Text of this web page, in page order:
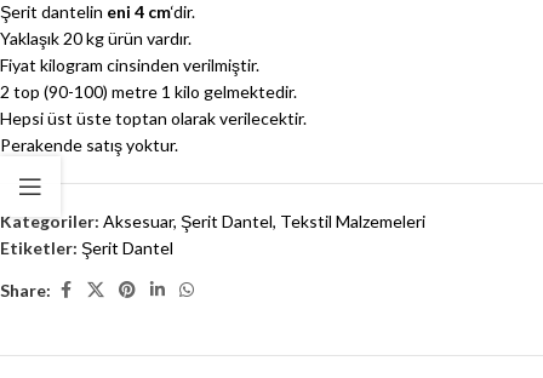
Şerit dantelin eni 4 cm‘dir.
Yaklaşık 20 kg ürün vardır.
Fiyat kilogram cinsinden verilmiştir.
2 top (90-100) metre 1 kilo gelmektedir.
Hepsi üst üste toptan olarak verilecektir.
Perakende satış yoktur.
Kategoriler: Aksesuar, Şerit Dantel, Tekstil Malzemeleri
Etiketler: Şerit Dantel
Share: